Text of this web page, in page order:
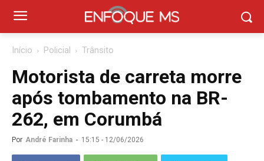
Início Policial Trânsito
Motorista de carreta morre
após tombamento na BR-
262, em Corumbá
Por André Farinha - 15:15 - 12/06/2026